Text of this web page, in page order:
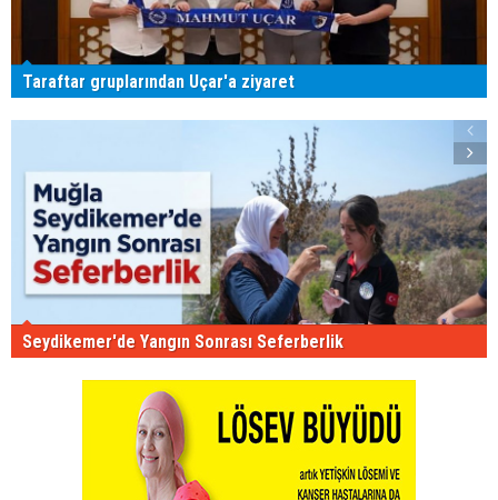
Taraftar gruplarından Uçar'a ziyaret
Seydikemer'de Yangın Sonrası Seferberlik